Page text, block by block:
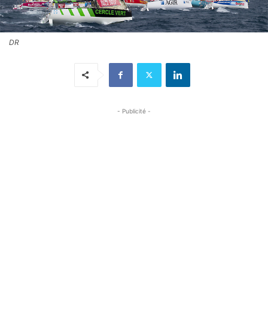
DR
- Publicité -